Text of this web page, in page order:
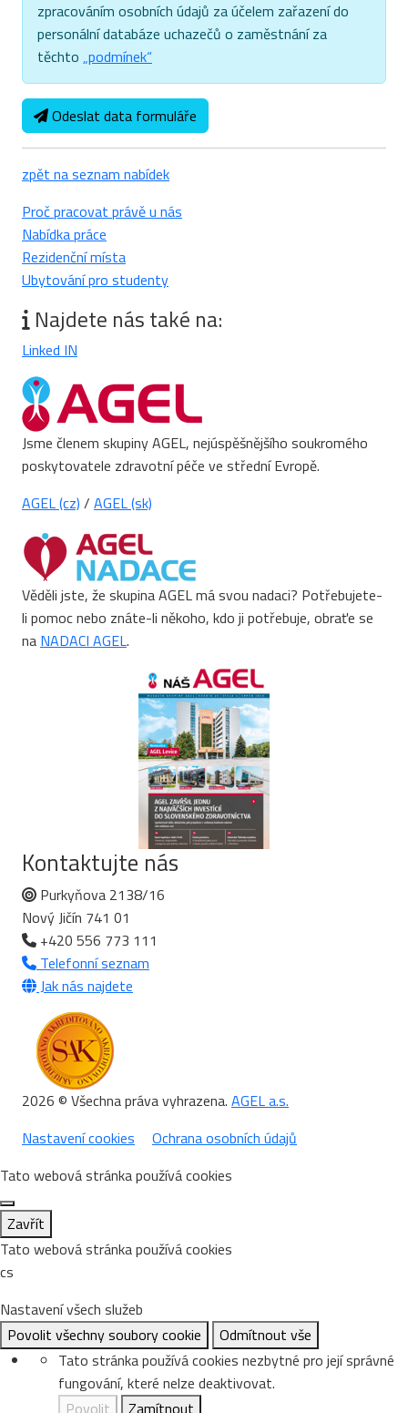
zpracováním osobních údajů za účelem zařazení do
personální databáze uchazečů o zaměstnání za
těchto „podmínek“
Odeslat data formuláře
zpět na seznam nabídek
Proč pracovat právě u nás
Nabídka práce
Rezidenční místa
Ubytování pro studenty
Najdete nás také na:
Linked IN
Jsme členem skupiny AGEL, nejúspěšnějšího soukromého
poskytovatele zdravotní péče ve střední Evropě.
AGEL (cz) / AGEL (sk)
Věděli jste, že skupina AGEL má svou nadaci? Potřebujete-
li pomoc nebo znáte-li někoho, kdo ji potřebuje, obraťe se
na NADACI AGEL.
Kontaktujte nás
Purkyňova 2138/16
Nový Jičín 741 01
+420 556 773 111
Telefonní seznam
Jak nás najdete
2026 © Všechna práva vyhrazena. AGEL a.s.
Nastavení cookies
Ochrana osobních údajů
Tato webová stránka používá cookies
Zavřít
Tato webová stránka používá cookies
cs
Nastavení všech služeb
Povolit všechny soubory cookie
Odmítnout vše
Tato stránka používá cookies nezbytné pro její správné
fungování, které nelze deaktivovat.
Povolit
Zamítnout